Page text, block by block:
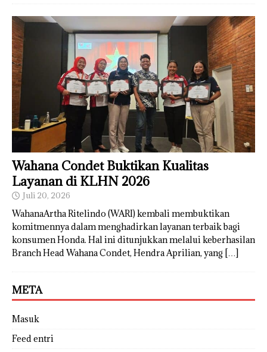
Wahana Condet Buktikan Kualitas
Layanan di KLHN 2026
Juli 20, 2026
WahanaArtha Ritelindo (WARI) kembali membuktikan
komitmennya dalam menghadirkan layanan terbaik bagi
konsumen Honda. Hal ini ditunjukkan melalui keberhasilan
Branch Head Wahana Condet, Hendra Aprilian, yang […]
META
Masuk
Feed entri